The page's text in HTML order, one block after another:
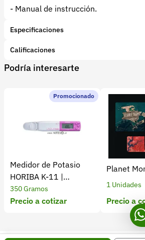
- Manual de instrucción.
Especificaciones
Marca:
Ecologic Ingenieria
Tipo de producto:Insumo
Subcategoría:Medidores y sensores
Calificaciones
1 Star
2 Star
3 Star4 Star
0 calificaciones
4 Estrellas
3 Estrellas
2 Estrellas
1 Estrellas
Podría interesarte
Promocionado
Medidor de Potasio
HORIBA K-11 |
Monitoreo Exacto
350 Gramos
Precio a cotizar
Planet
1 Unidades
Precio a